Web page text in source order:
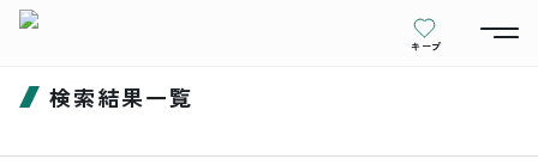
キープ
検索結果一覧